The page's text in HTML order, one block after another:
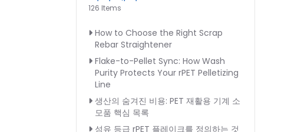
126 Items
How to Choose the Right Scrap
Rebar Straightener
Flake-to-Pellet Sync: How Wash
Purity Protects Your rPET Pelletizing
Line
생산의 숨겨진 비용: PET 재활용 기계 소
모품 핵심 목록
섬유 등급 rPET 플레이크를 정의하는 것